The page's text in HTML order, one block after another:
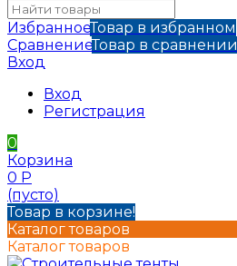
ИзбранноеТовар в избранном
СравнениеТовар в сравнении
Вход
Вход
Регистрация
0
Корзина
0 Р
(пусто)
Товар в корзине!
Каталог товаров
Каталог товаров